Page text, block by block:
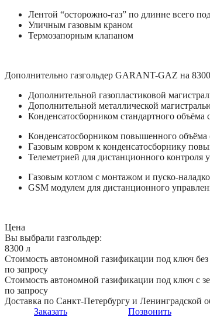
Лентой “осторожно-газ” по длинне всего
Уличным газовым краном
Термозапорным клапаном
Дополнительно газгольдер GARANT-GAZ на
Дополнительной газопластиковой
Дополнительной металлической
Конденсатосборником стандартного объёма
Конденсатосборником повышенного
Газовым ковром к конденсатосборнику
Телеметрией для дистанционного контроля
Газовым котлом с монтажом и пуско-
GSM модулем для дистанционного
Цена
Вы выбрали газгольдер:
8300 л
Стоимость автономной газификации под ключ без
по запросу
Стоимость автономной газификации под ключ с
по запросу
Доставка по Санкт-Петербургу и Ленинградской
Заказать
Позвонить